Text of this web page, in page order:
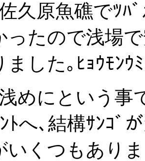
久原魚礁でﾂﾊ
ったので浅場
ました｡ﾋｮｳﾓﾝｳ
めにという事
ﾄへ､結構ｻﾝｺﾞ
いくつもあり